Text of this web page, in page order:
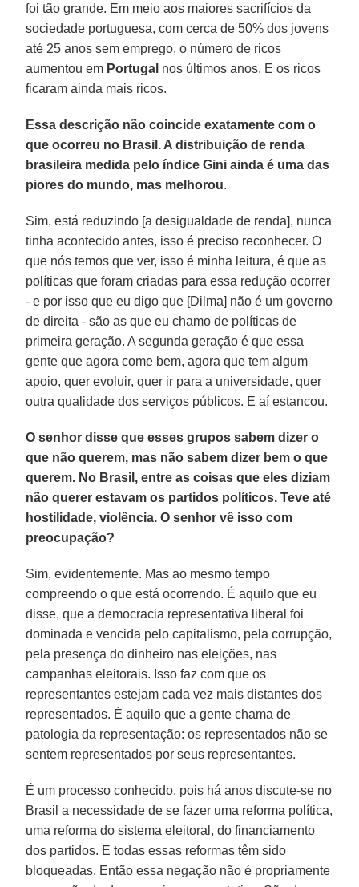
foi tão grande. Em meio aos maiores sacrifícios da
sociedade portuguesa, com cerca de 50% dos jovens
até 25 anos sem emprego, o número de ricos
aumentou em Portugal nos últimos anos. E os ricos
ficaram ainda mais ricos.
Essa descrição não coincide exatamente com o
que ocorreu no Brasil. A distribuição de renda
brasileira medida pelo índice Gini ainda é uma das
piores do mundo, mas melhorou.
Sim, está reduzindo [a desigualdade de renda], nunca
tinha acontecido antes, isso é preciso reconhecer. O
que nós temos que ver, isso é minha leitura, é que as
políticas que foram criadas para essa redução ocorrer
- e por isso que eu digo que [Dilma] não é um governo
de direita - são as que eu chamo de políticas de
primeira geração. A segunda geração é que essa
gente que agora come bem, agora que tem algum
apoio, quer evoluir, quer ir para a universidade, quer
outra qualidade dos serviços públicos. E aí estancou.
O senhor disse que esses grupos sabem dizer o
que não querem, mas não sabem dizer bem o que
querem. No Brasil, entre as coisas que eles diziam
não querer estavam os partidos políticos. Teve até
hostilidade, violência. O senhor vê isso com
preocupação?
Sim, evidentemente. Mas ao mesmo tempo
compreendo o que está ocorrendo. É aquilo que eu
disse, que a democracia representativa liberal foi
dominada e vencida pelo capitalismo, pela corrupção,
pela presença do dinheiro nas eleições, nas
campanhas eleitorais. Isso faz com que os
representantes estejam cada vez mais distantes dos
representados. É aquilo que a gente chama de
patologia da representação: os representados não se
sentem representados por seus representantes.
É um processo conhecido, pois há anos discute-se no
Brasil a necessidade de se fazer uma reforma política,
uma reforma do sistema eleitoral, do financiamento
dos partidos. E todas essas reformas têm sido
bloqueadas. Então essa negação não é propriamente